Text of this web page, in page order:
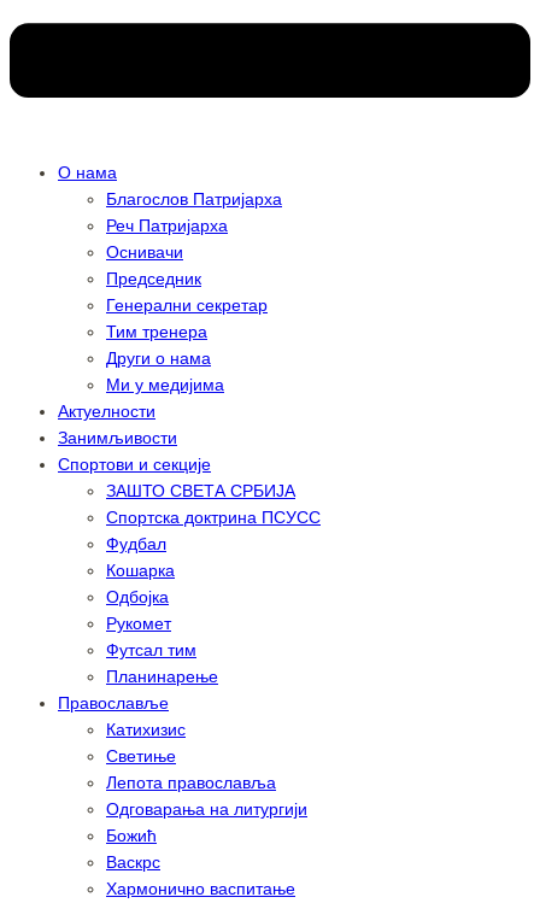
О нама
Благослов Патријарха
Реч Патријарха
Оснивачи
Председник
Генерални секретар
Тим тренера
Други о нама
Ми у медијима
Актуелности
Занимљивости
Спортови и секције
ЗАШТО СВЕТА СРБИЈА
Спортска доктрина ПСУСС
Фудбал
Кошарка
Одбојка
Рукомет
Футсал тим
Планинарење
Православље
Катихизис
Светиње
Лепота православља
Одговарања на литургији
Божић
Васкрс
Хармонично васпитање